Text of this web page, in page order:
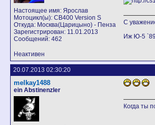
Настоящее имя: Ярослав
Мотоцикл(ы): CB400 Version S
Откуда: Москва(Царицыно) - Пенза
Зарегистрирован: 11.01.2013
Сообщений: 462
С
Иж Ю-5 `89
Неактивен
20.07.2013 02:30:20
melkay1488
ein Abstinenzler
Когда ты